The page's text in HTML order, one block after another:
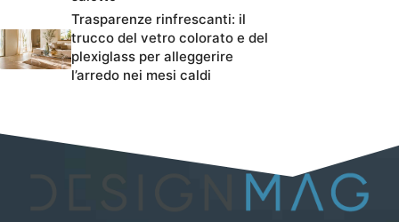
Trasparenze rinfrescanti: il
trucco del vetro colorato e del
plexiglass per alleggerire
l’arredo nei mesi caldi